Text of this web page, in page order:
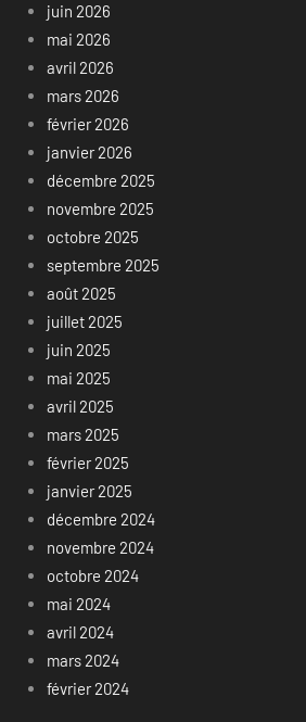
juin 2026
mai 2026
avril 2026
mars 2026
février 2026
janvier 2026
décembre 2025
novembre 2025
octobre 2025
septembre 2025
août 2025
juillet 2025
juin 2025
mai 2025
avril 2025
mars 2025
février 2025
janvier 2025
décembre 2024
novembre 2024
octobre 2024
mai 2024
avril 2024
mars 2024
février 2024